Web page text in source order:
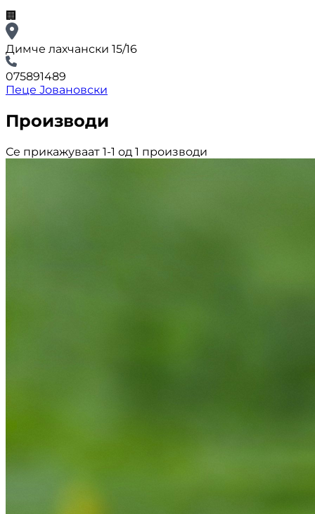
🏢
Димче лахчански 15/16
075891489
Пеце Јовановски
Производи
Се прикажуваат 1-1 од 1 производи